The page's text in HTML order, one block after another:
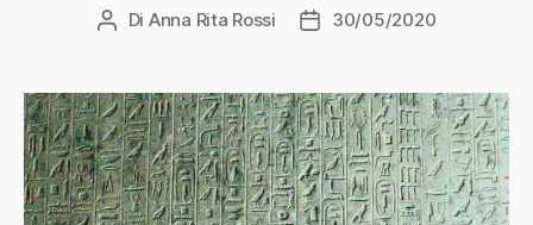
Autore
Di Anna Rita Rossi
Data30/05/2020